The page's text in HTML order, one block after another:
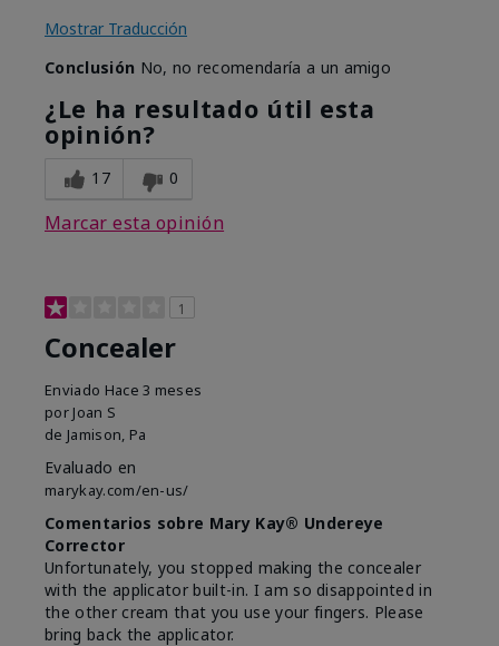
Mostrar Traducción
Conclusión No, no recomendaría a un amigo
¿Le ha resultado útil esta
opinión?
17 0
Marcar esta opinión
1
Concealer
Enviado Hace 3 meses
por Joan S
de Jamison, Pa
Evaluado en
marykay.com/en-us/
Comentarios sobre Mary Kay® Undereye
Corrector
Unfortunately, you stopped making the concealer
with the applicator built-in. I am so disappointed in
the other cream that you use your fingers. Please
bring back the applicator.